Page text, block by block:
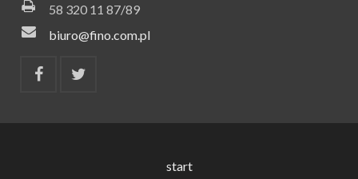
58 320 11 87/89
biuro@fino.com.pl
start